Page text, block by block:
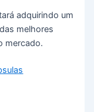
adquirindo um
melhores
mercado.